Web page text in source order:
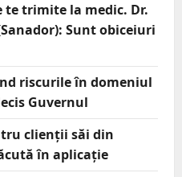
te trimite la medic. Dr.
Sunt obiceiuri
riscurile în domeniul
Guvernul
clienții săi din
în aplicație